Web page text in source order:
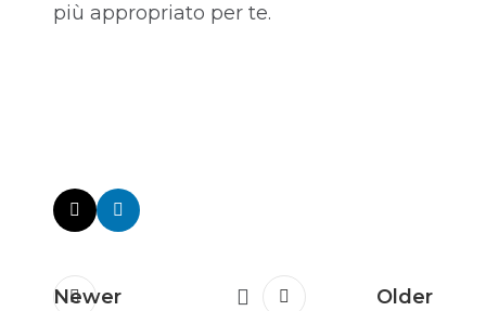
più appropriato per te.
Newer Older